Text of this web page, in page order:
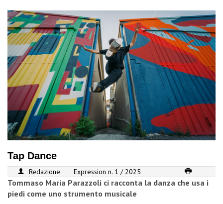
Tap Dance
Redazione Expression n. 1 / 2025
Tommaso Maria Parazzoli ci racconta la danza che usa i
piedi come uno strumento musicale